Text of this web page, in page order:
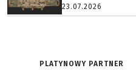
23.07.2026
PLATYNOWY PARTNER